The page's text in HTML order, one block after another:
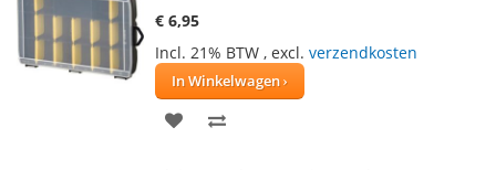
€ 6,95
Incl. 21% BTW , excl. verzendkosten
In Winkelwagen
VOEG